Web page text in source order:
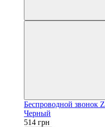
Беспроводной звонок
Черный
514 грн